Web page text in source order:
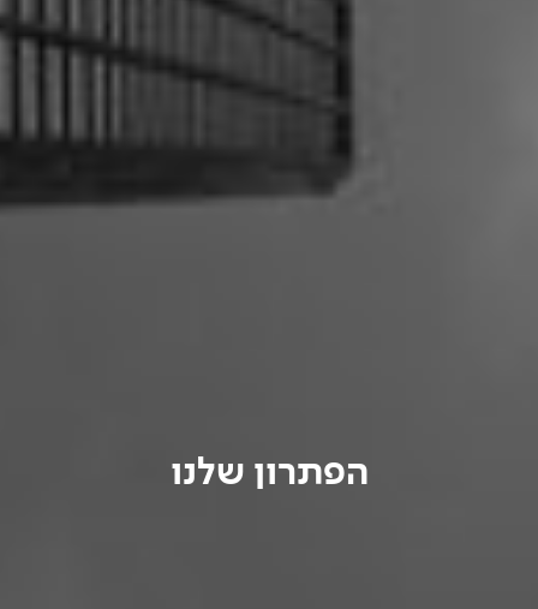
הפתרון שלנו